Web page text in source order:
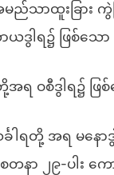
ည်သာထူးခြား
ါရ၌ ဖြစ်သေ
တို့အရ ဝစီဒွါရ၌
င်္ခါရတို့ အရ မ
ေတနာ ၂၉-ပါး